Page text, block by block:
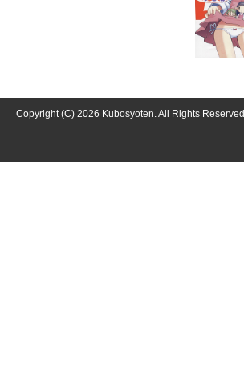
Copyright (C) 2026 Kubosyoten. All Rights Reserved